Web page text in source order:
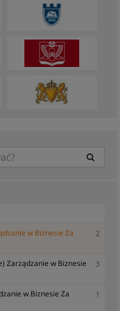
w Biznesie Za
2
Zarządzanie w Biznesie
3
w Biznesie Za
1